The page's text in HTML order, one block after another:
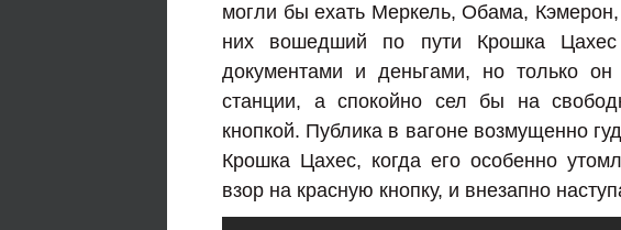
могли бы ехать Меркель, Обама,
них вошедший по пути Крошка
документами и деньгами, но только
станции, а спокойно сел бы на
кнопкой. Публика в вагоне возмущенно
Крошка Цахес, когда его особенно
взор на красную кнопку, и внезапно